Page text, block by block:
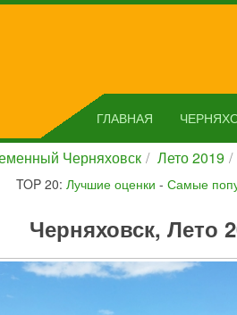
ГЛАВНАЯ
Черняховск Лето 2019
TOP 20: Лучшие оценки - Самые
Черняховск, Лето